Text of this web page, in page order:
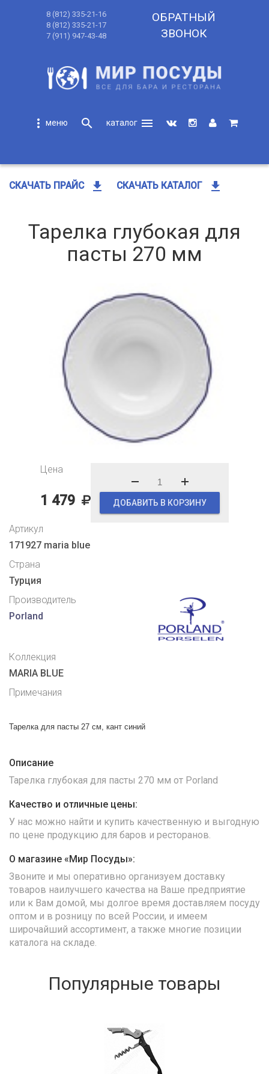
8 (812) 335-21-16
8 (812) 335-21-17
7 (911) 947-43-48
ОБРАТНЫЙ
ЗВОНОК
more_vert search
menu
СКАЧАТЬ ПРАЙС get_app СКАЧАТЬ КАТАЛОГ get_app
Тарелка глубокая для
пасты 270 мм
Цена
1 479 ДОБАВИТЬ В КОРЗИНУ
Артикул
171927 maria blue
Страна
Турция
Производитель
Porland
Коллекция
MARIA BLUE
Примечания
Тарелка для пасты 27 см, кант синий
Описание
Тарелка глубокая для пасты 270 мм от Porland
Качество и отличные цены:
У нас можно найти и купить качественную и выгодную
по цене продукцию для баров и ресторанов.
О магазине «Мир Посуды»:
Звоните и мы оперативно организуем доставку
товаров наилучшего качества на Ваше предприятие
или к Вам домой, мы долгое время доставляем посуду
оптом и в розницу по всей России, и имеем
широчайший ассортимент, а также многие позиции
каталога на складе.
Популярные товары